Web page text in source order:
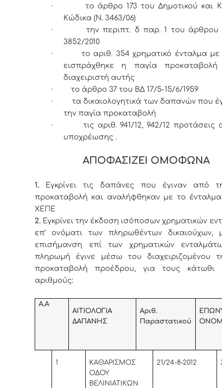
·
το άρθρο 173 του Δημοτικού και
Κώδικα (Ν. 3463/06)
·
την περιπτ. δ παρ. 1 του άρθρου
3852/2010
·
το αριθ. 354 χρηματικό ένταλμα
εισπράχθηκε η παγία
διαχειριστή αυτής
·
το άρθρο 37 του ΒΔ 17/5-15/6/1959
·
τα δικαιολογητικά των δαπανών που
την παγία προκαταβολή
·
τις αριθ. 941/12, 942/12 προτάσεις
υποχρέωσης .
ΑΠΟΦΑΣΙΖΕΙ ΟΜΟΦΩΝΑ
1. Εγκρίνει τις δαπάνες που έγιναν από
προκαταβολή και αναλήφθηκαν με το ένταλμα
ΧΕΠΕ
2. Εγκρίνει την έκδοση ισόποσων χρηματικών
επ’ ονόματι των πληρωθέντων δικαιούχων,
επισήμανση επί των χρηματικών
πληρωμή έγινε μέσω του διαχειριζομένου
προκαταβολή προέδρου, για τους κάτωθι
αριθμούς:
Α.Α
ΑΙΤΙΟΛΟΓΙΑ
ΔΑΠΑΝΗΣ
Αριθ.
Παραστατικού
1 KAΘΑΡΙΣΜΟΣ
ΟΔΟΥ
ΒΕΛΙΝΙΑΤΙΚΩΝ
21/24-8-2012